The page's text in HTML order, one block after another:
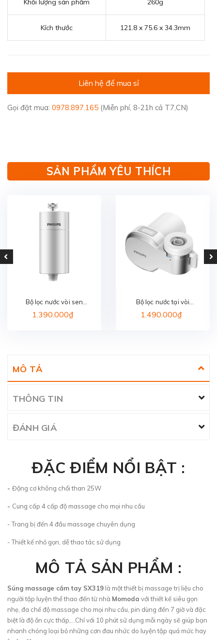
Khối lượng sản phẩm 260g
Kích thước 121.8 x 75.6 x 34.3mm
Liên hệ để mua sỉ
Gọi đặt mua: 0978.897.165 (Miễn phí, 8-21h cả T7,CN)
SẢN PHẨM YÊU THÍCH
Bộ lọc nước vòi sen
PHILIPS AWP1775WH/74
1.390.000₫
Bộ lọc nước tại vòi
PHILIPS AWP3705P1/97
1.490.000₫
MÔ TẢ
THÔNG TIN
ĐÁNH GIÁ
ĐẶC ĐIỂM NỔI BẬT :
- Động cơ không chổi than 25W
- Cung cấp 4 cấp độ massage cho mọi nhu cầu
- Trang bị đến 4 đầu massage chuyên dụng
- Thiết kế nhỏ gọn, dễ thao tác sử dụng
MÔ TẢ SẢN PHẨM :
Súng massage cầm tay SX319 là một thiết bị massage trị liệu cho
người tập luyện thể thao đến từ nhà Momoda với thiết kế siêu gọn
nhẹ, đa chế độ massage cho mọi nhu cầu, pin dùng đến 7 giờ và đặc
biệt là độ ồn cực thấp,...Chỉ với 10 phút sử dụng mỗi ngày sẽ giúp bạn
nhanh chóng loại bỏ những cơn đau nhức do luyện tập quá mức hay